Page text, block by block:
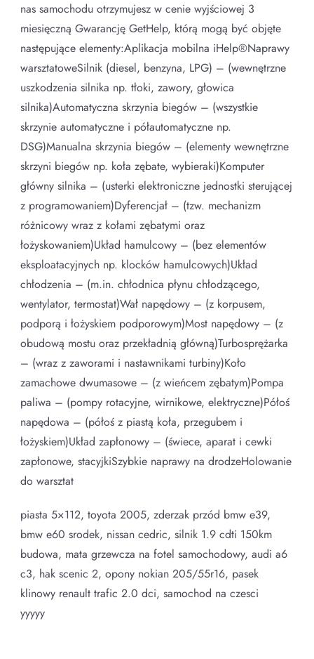
nas samochodu otrzymujesz w cenie wyjściowej 3
miesięczną Gwarancję GetHelp, którą mogą być objęte
następujące elementy:Aplikacja mobilna iHelp®Naprawy
warsztatoweSilnik (diesel, benzyna, LPG) – (wewnętrzne
uszkodzenia silnika np. tłoki, zawory, głowica
silnika)Automatyczna skrzynia biegów – (wszystkie
skrzynie automatyczne i półautomatyczne np.
DSG)Manualna skrzynia biegów – (elementy wewnętrzne
skrzyni biegów np. koła zębate, wybieraki)Komputer
główny silnika – (usterki elektroniczne jednostki sterującej
z programowaniem)Dyferencjał – (tzw. mechanizm
różnicowy wraz z kołami zębatymi oraz
łożyskowaniem)Układ hamulcowy – (bez elementów
eksploatacyjnych np. klocków hamulcowych)Układ
chłodzenia – (m.in. chłodnica płynu chłodzącego,
wentylator, termostat)Wał napędowy – (z korpusem,
podporą i łożyskiem podporowym)Most napędowy – (z
obudową mostu oraz przekładnią główną)Turbosprężarka
– (wraz z zaworami i nastawnikami turbiny)Koło
zamachowe dwumasowe – (z wieńcem zębatym)Pompa
paliwa – (pompy rotacyjne, wirnikowe, elektryczne)Półoś
napędowa – (półoś z piastą koła, przegubem i
łożyskiem)Układ zapłonowy – (świece, aparat i cewki
zapłonowe, stacyjkiSzybkie naprawy na drodzeHolowanie
do warsztat
piasta 5×112, toyota 2005, zderzak przód bmw e39,
bmw e60 srodek, nissan cedric, silnik 1.9 cdti 150km
budowa, mata grzewcza na fotel samochodowy, audi a6
c3, hak scenic 2, opony nokian 205/55r16, pasek
klinowy renault trafic 2.0 dci, samochod na czesci
yyyyy